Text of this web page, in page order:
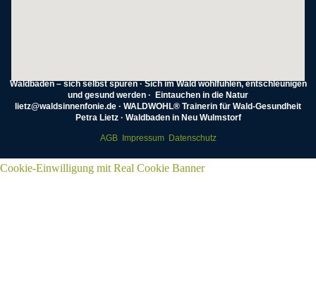
Waldbaden – sich selbst spüren · Sich im Wald wohlfühlen, entschleunigen
und gesund werden · Eintauchen in die Natur
lietz@waldsinnenfonie.de · WALDWOHL® Trainerin für Wald-Gesundheit
Petra Lietz · Waldbaden in Neu Wulmstorf
AGB Impressum Datenschutz
Cookie-Einwilligung mit Real Cookie Banner